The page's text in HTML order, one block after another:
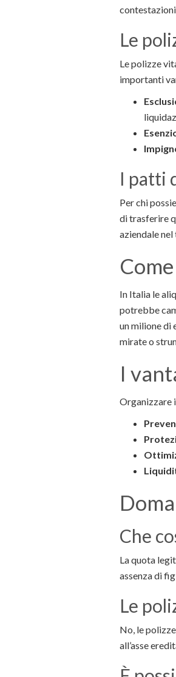
Le
Le polizze
importanti
I patti
Per chi
di trasferire
aziendale nel
In Italia le
potrebbe
un milione di
mirate o
I
Organizzare
Che
La quota
assenza di
Le
No, le
all’asse